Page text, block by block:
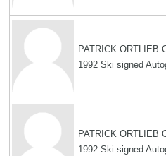
PATRICK ORTLIEB
1992 Ski signed
PATRICK ORTLIEB
1992 Ski signed